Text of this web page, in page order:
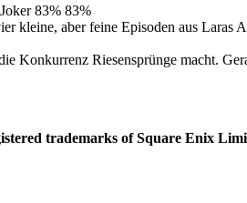
83% 83%
kleine, aber feine Episoden aus
Konkurrenz Riesensprünge macht.
trademarks of Square Enix